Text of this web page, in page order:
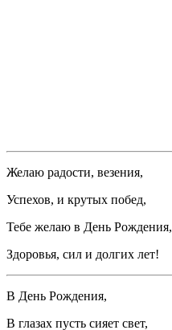
Желаю радости, везения,
Успехов, и крутых побед,
Тебе желаю в День Рождения,
Здоровья, сил и долгих лет!
В День Рождения,
В глазах пусть сияет свет,